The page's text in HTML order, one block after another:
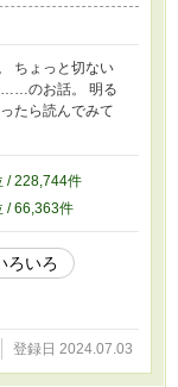
ちょっと切ない
……のお話。 明る
たら読んでみて
/ 228,744件
/ 66,363件
ろいろ
登録日 2024.07.03